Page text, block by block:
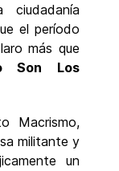
el período
más que
Son Los
Macrismo,
militante y
un